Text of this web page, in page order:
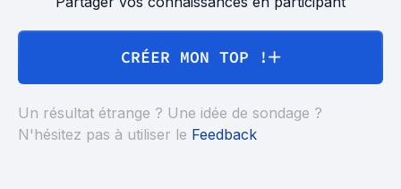
CRÉER MON TOP !
Un résultat étrange ? Une idée de sondage ?
N'hésitez pas à utiliser le Feedback